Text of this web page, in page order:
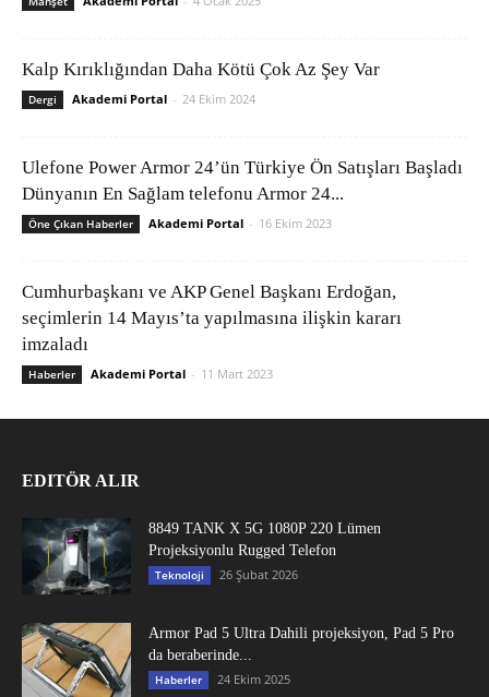
Kalp Kırıklığından Daha Kötü Çok Az Şey Var
Dergi Akademi Portal - 24 Ekim 2024
Ulefone Power Armor 24’ün Türkiye Ön Satışları Başladı
Dünyanın En Sağlam telefonu Armor 24...
Öne Çıkan Haberler Akademi Portal - 16 Ekim 2023
Cumhurbaşkanı ve AKP Genel Başkanı Erdoğan,
seçimlerin 14 Mayıs’ta yapılmasına ilişkin kararı
imzaladı
Haberler Akademi Portal - 11 Mart 2023
EDITÖR ALIR
8849 TANK X 5G 1080P 220 Lümen
Projeksiyonlu Rugged Telefon
Teknoloji 26 Şubat 2026
Armor Pad 5 Ultra Dahili projeksiyon, Pad 5 Pro
da beraberinde...
Haberler 24 Ekim 2025